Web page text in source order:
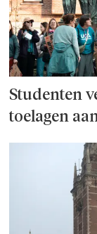
Studenten
toelagen